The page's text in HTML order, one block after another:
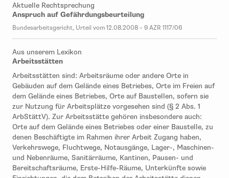
Aktuelle Rechtsprechung
Anspruch auf Gefährdungsbeurteilung
Bundesarbeitsgericht, Urteil vom 12.08.2008 – 9 AZR 1117/06
Aus unserem Lexikon
Arbeitsstätten
Arbeitsstätten sind: Arbeitsräume oder andere Orte in
Gebäuden auf dem Gelände eines Betriebes, Orte im Freien auf
dem Gelände eines Betriebes, Orte auf Baustellen, sofern sie
zur Nutzung für Arbeitsplätze vorgesehen sind (§ 2 Abs. 1
ArbStättV). Zur Arbeitsstätte gehören insbesondere auch:
Orte auf dem Gelände eines Betriebes oder einer Baustelle, zu
denen Beschäftigte im Rahmen ihrer Arbeit Zugang haben,
Verkehrswege, Fluchtwege, Notausgänge, Lager-, Maschinen-
und Nebenräume, Sanitärräume, Kantinen, Pausen- und
Bereitschaftsräume, Erste-Hilfe-Räume, Unterkünfte sowie